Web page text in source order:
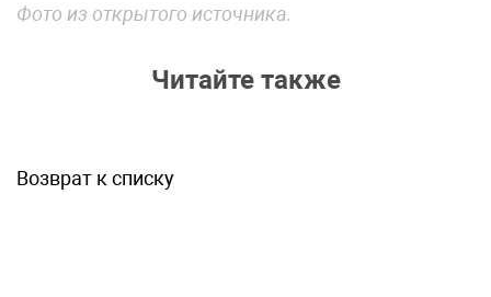
Фото из открытого источника.
Читайте также
Возврат к списку